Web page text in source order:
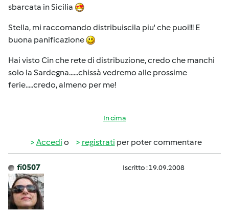
sbarcata in Sicilia
Stella, mi raccomando distribuiscila piu' che puoi!!! E
buona panificazione
Hai visto Cin che rete di distribuzione, credo che manchi
solo la Sardegna......chissà vedremo alle prossime
ferie.....credo, almeno per me!
In cima
Accedi o registrati per poter commentare
fi0507 Iscritto : 19.09.2008